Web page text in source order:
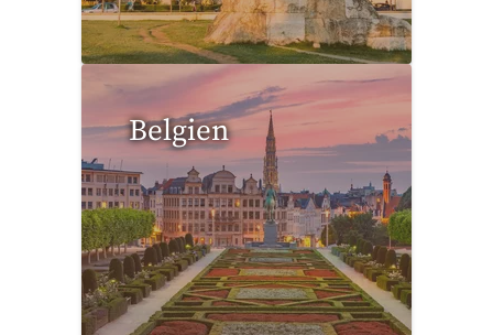
Belgien
5 Reisen gefunden